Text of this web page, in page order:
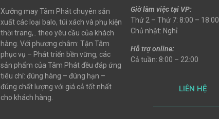
Xưởng may Tâm Phát chuyên sản
xuất các loại balo, túi xách và phụ kiện
thời trang,.. theo yêu cầu của khách
hàng. Với phương châm: Tận Tâm
phục vụ – Phát triển bền vững, các
sản phẩm của Tâm Phát đều đáp ứng
tiêu chí: đúng hàng – đúng hạn –
đúng chất lượng với giá cả tốt nhất
cho khách hàng.
Giờ làm việc tại VP:
Thứ 2 – Thứ 7: 8:00 – 18:00
Chủ nhật: Nghỉ
Hỗ trợ online:
Cả tuần: 8:00 – 22:00
LIÊN HỆ